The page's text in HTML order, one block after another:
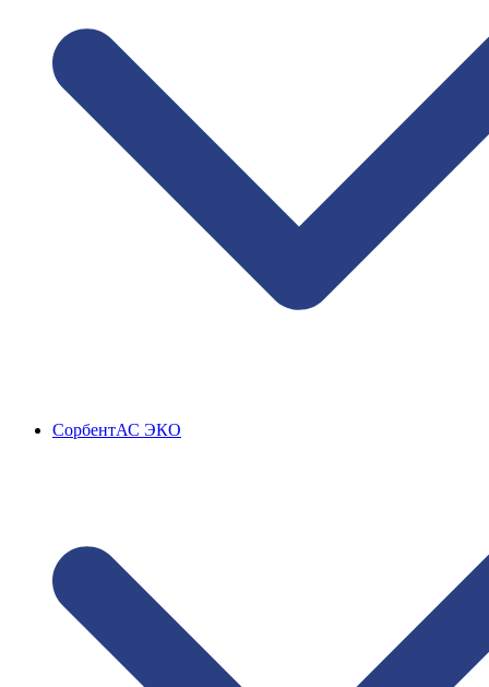
СорбентАС ЭКО